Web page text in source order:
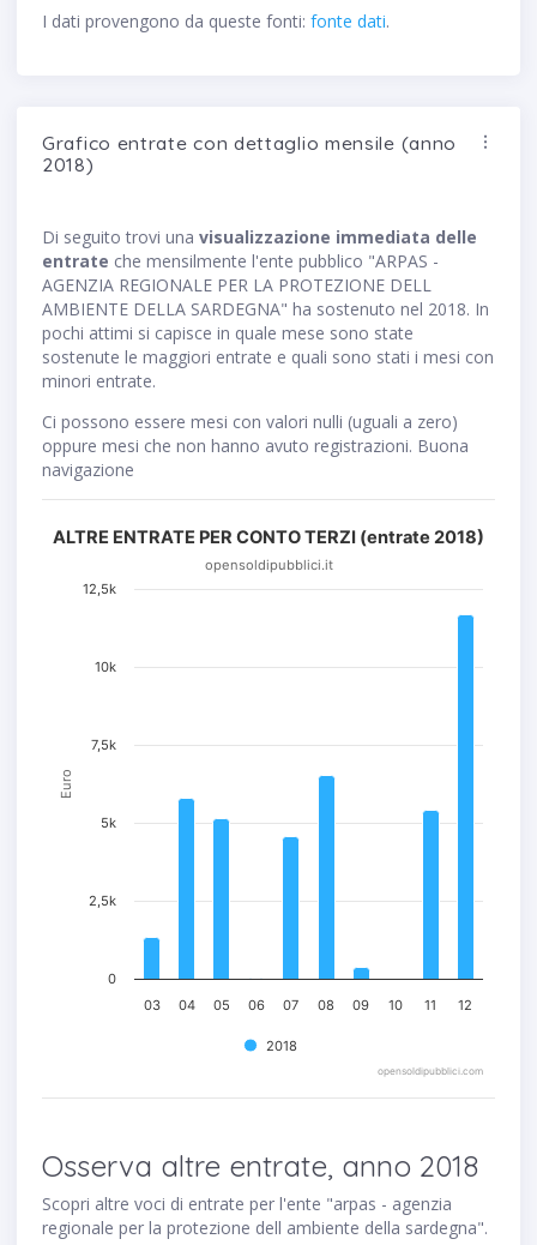
I dati provengono da queste fonti: fonte dati.
Grafico entrate con dettaglio mensile (anno
2018)
Di seguito trovi una visualizzazione immediata delle
entrate che mensilmente l'ente pubblico "ARPAS -
AGENZIA REGIONALE PER LA PROTEZIONE DELL
AMBIENTE DELLA SARDEGNA" ha sostenuto nel 2018. In
pochi attimi si capisce in quale mese sono state
sostenute le maggiori entrate e quali sono stati i mesi con
minori entrate.
Ci possono essere mesi con valori nulli (uguali a zero)
oppure mesi che non hanno avuto registrazioni. Buona
navigazione
Euro
ALTRE ENTRATE PER CONTO TERZI (entrate 2018)
opensoldipubblici.it
2018
03 10
04 05 06 07 08 09 11 12
0
2,5k
5k
7,5k
10k
12,5k
opensoldipubblici.com
Osserva altre entrate, anno 2018
Scopri altre voci di entrate per l'ente "arpas - agenzia
regionale per la protezione dell ambiente della sardegna".